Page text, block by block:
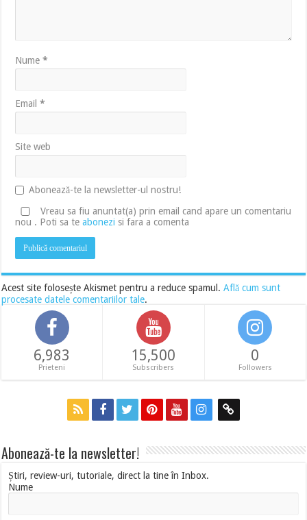
Nume*
Email*
Site web
Abonează-te la newsletter-ul nostru!
Vreau sa fiu anuntat(a) prin email cand apare un comentariu
nou . Poti sa teabonezi si fara a comenta
Acest site folosește Akismet pentru a reduce spamul.Află cum sunt
procesate datele comentariilor tale.
6,983
Prieteni
15,500
Subscribers
0
Followers
Abonează-te la newsletter!
Știri, review-uri, tutoriale, direct la tine în Inbox.
Nume